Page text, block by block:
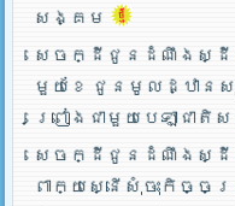
សង្គម
សេចក្ដីជូនដំណឹងស្ដី
មួយខែ ជូនមូលដ្ឋានសុ
ព្រៀងជាមួយបេឡាជ
សេចក្ដីជូនដំណឹងស្ដី
ពាក្យស្នើសុំចុះកិច្ច